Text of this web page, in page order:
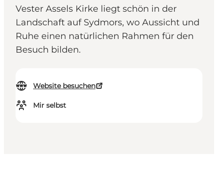
Vester Assels Kirke liegt schön in der
Landschaft auf Sydmors, wo Aussicht und
Ruhe einen natürlichen Rahmen für den
Besuch bilden.
Website besuchen
Mir selbst